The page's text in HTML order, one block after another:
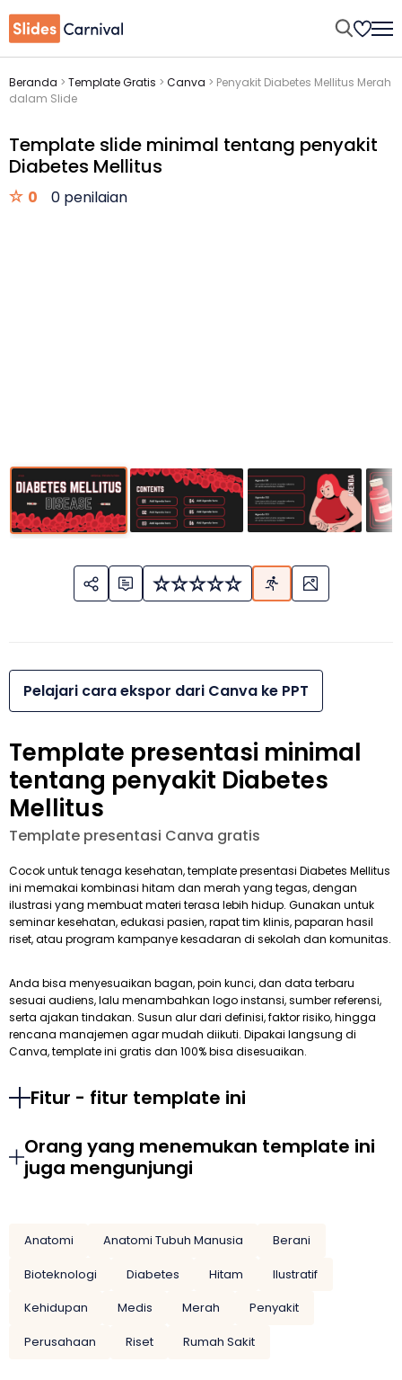
Beranda > Template Gratis > Canva > Penyakit Diabetes Mellitus Merah
dalam Slide
Template slide minimal tentang penyakit
Diabetes Mellitus
0 0 penilaian
Pelajari cara ekspor dari Canva ke PPT
Template presentasi minimal
tentang penyakit Diabetes
Mellitus
Template presentasi Canva gratis
Cocok untuk tenaga kesehatan, template presentasi Diabetes Mellitus
ini memakai kombinasi hitam dan merah yang tegas, dengan
ilustrasi yang membuat materi terasa lebih hidup. Gunakan untuk
seminar kesehatan, edukasi pasien, rapat tim klinis, paparan hasil
riset, atau program kampanye kesadaran di sekolah dan komunitas.
Anda bisa menyesuaikan bagan, poin kunci, dan data terbaru
sesuai audiens, lalu menambahkan logo instansi, sumber referensi,
serta ajakan tindakan. Susun alur dari definisi, faktor risiko, hingga
rencana manajemen agar mudah diikuti. Dipakai langsung di
Canva, template ini gratis dan 100% bisa disesuaikan.
Fitur - fitur template ini
Orang yang menemukan template ini
juga mengunjungi
Anatomi Anatomi Tubuh Manusia
Berani
Bioteknologi
Diabetes Hitam
Ilustratif
Kehidupan
Medis Merah
Penyakit
Perusahaan
Riset Rumah Sakit